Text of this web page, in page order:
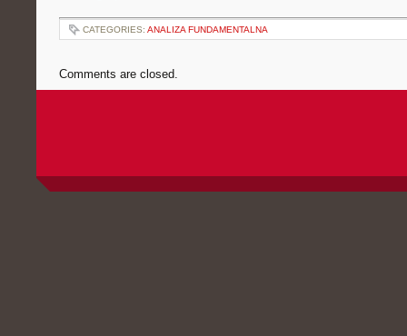
CATEGORIES: ANALIZA FUNDAMENTALNA
Comments are closed.